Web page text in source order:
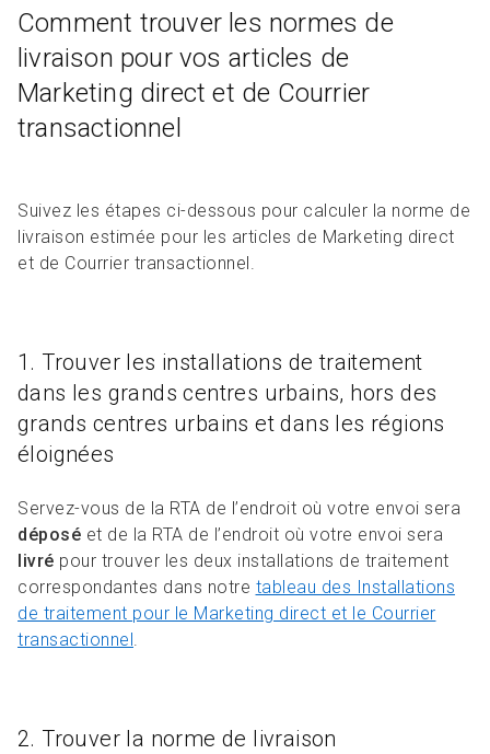
Comment trouver les normes de
livraison pour vos articles de
Marketing direct et de Courrier
transactionnel
Suivez les étapes ci-dessous pour calculer la norme de
livraison estimée pour les articles de Marketing direct
et de Courrier transactionnel.
1. Trouver les installations de traitement
dans les grands centres urbains, hors des
grands centres urbains et dans les régions
éloignées
Servez-vous de la RTA de l’endroit où votre envoi sera
déposé et de la RTA de l’endroit où votre envoi sera
livré pour trouver les deux installations de traitement
correspondantes dans notre tableau des Installations
de traitement pour le Marketing direct et le Courrier
transactionnel .
2. Trouver la norme de livraison